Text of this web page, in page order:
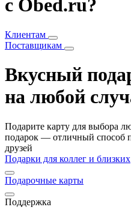
с Obed.ru?
Клиентам
Поставщикам
Вкусный
на любой
Подарите карту для выбора
подарок — отличный способ
друзей
Подарки для коллег и близких
Подарочные карты
Поддержка